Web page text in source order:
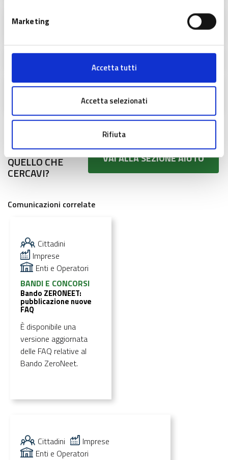
Marketing
Accetta tutti
Accetta selezionati
Rifiuta
graduatoria
DDS 6430 del 15/05/26 Approvazione domande
DDS 6430 /26 Allegato A1 Elenco Domande
Ammesse e finanziate
TROVATO
QUELLO CHE
CERCAVI?
VAI ALLA SEZIONE AIUTO
Comunicazioni correlate
Cittadini
Imprese
Enti e Operatori
BANDI E CONCORSI
Bando ZERONEET:
pubblicazione nuove
FAQ
È disponibile una
versione aggiornata
delle FAQ relative al
Bando ZeroNeet.
Cittadini
Imprese
Enti e Operatori